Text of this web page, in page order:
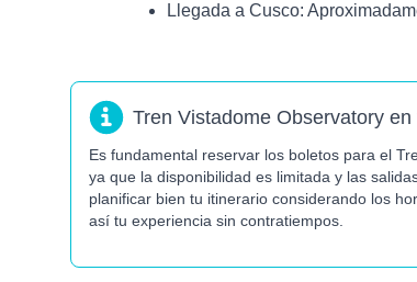
Llegada a Cusco:
Info Tren Vistadome Observatory
Es fundamental reservar los boletos para el
ya que la disponibilidad es limitada y las
planificar bien tu itinerario considerando los
así tu experiencia sin contratiempos.